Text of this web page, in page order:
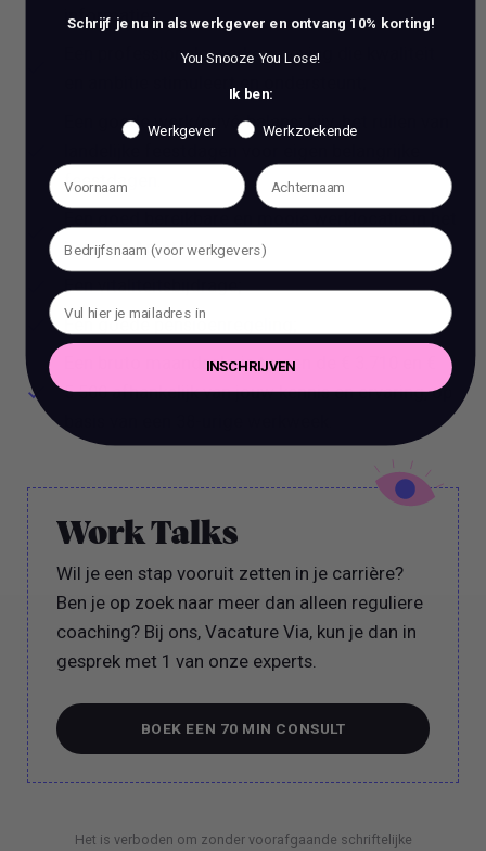
informatie;
Een professionele werkomgeving die kwaliteit
en ambitie stimuleert en ondersteunt;
Een goede werk/privé-balans; bijv. het ruilen van
feestdagen.
hart van Amsterdam;
Een vitaliteitsbijdrage;
Een goede pensioenregeling;
Een bruto maandsalaris tussen de € 3.710 en €
5.500 afhankelijk van jouw kennis en ervaring, op
Work Talks
Wil je een stap vooruit zetten in je carrière?
Ben je op zoek naar meer dan alleen reguliere
coaching? Bij ons, Vacature Via, kun je dan in
gesprek met 1 van onze experts.
BOEK EEN 70 MIN CONSULT
BOEK EEN 70 MIN CONSULT
Het is verboden om zonder voorafgaande schriftelijke
Schrijf je nu in als werkgever en ontvang 10% korting!
You Snooze You Lose!
Ik ben:
Werkgever Werkzoekende
INSCHRIJVEN